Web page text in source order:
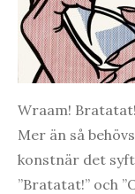
Wraam!
Mer än så
konstnär det
”Bratatat!” och